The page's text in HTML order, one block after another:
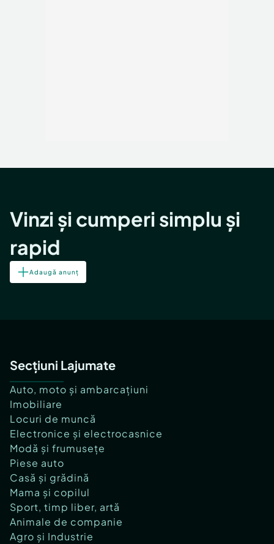
Vinzi și cumperi simplu și
rapid
Adaugă anunț
Secțiuni Lajumate
Auto, moto și ambarcațiuni
Imobiliare
Locuri de muncă
Electronice și electrocasnice
Modă și frumusețe
Piese auto
Casă și grădină
Mama și copilul
Sport, timp liber, artă
Animale de companie
Agro și Industrie